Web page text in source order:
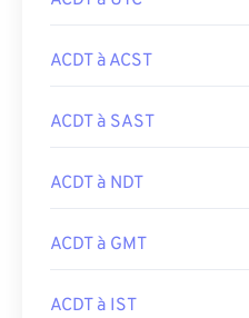
ACDT à ACST
ACDT à SAST
ACDT à NDT
ACDT à GMT
ACDT à IST